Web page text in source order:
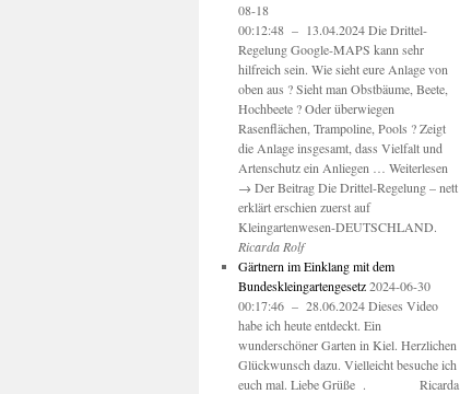
08-18
00:12:48 – 13.04.2024 Die Drittel-
Regelung Google-MAPS kann sehr
hilfreich sein. Wie sieht eure Anlage von
oben aus ? Sieht man Obstbäume, Beete,
Hochbeete ? Oder überwiegen
Rasenflächen, Trampoline, Pools ? Zeigt
die Anlage insgesamt, dass Vielfalt und
Artenschutz ein Anliegen … Weiterlesen
→ Der Beitrag Die Drittel-Regelung – nett
erklärt erschien zuerst auf
Kleingartenwesen-DEUTSCHLAND.
Ricarda Rolf
Gärtnern im Einklang mit dem
Bundeskleingartengesetz 2024-06-30
00:17:46 – 28.06.2024 Dieses Video
habe ich heute entdeckt. Ein
wunderschöner Garten in Kiel. Herzlichen
Glückwunsch dazu. Vielleicht besuche ich
euch mal. Liebe Grüße . Ricarda